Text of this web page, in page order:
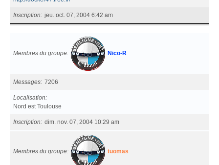
Inscription jeu. oct. 07, 2004 6:42 am
Membres du groupe Nico-R
Messages 7206
Localisation
Nord est Toulouse
Inscription dim. nov. 07, 2004 10:29 am
Membres du groupe tuomas